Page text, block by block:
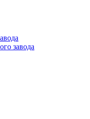
завода